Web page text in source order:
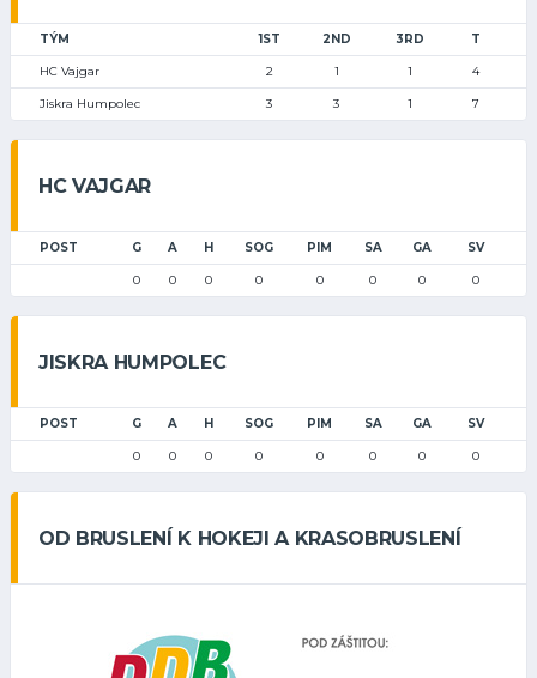
TÝM 1ST 2ND 3RD T
HC Vajgar 2 1 1 4
Jiskra Humpolec 3 3 1 7
HC VAJGAR
POST G A H SOG PIM SA GA SV
0 0 0 0 0 0 0 0
JISKRA HUMPOLEC
POST G A H SOG PIM SA GA SV
0 0 0 0 0 0 0 0
OD BRUSLENÍ K HOKEJI A KRASOBRUSLENÍ